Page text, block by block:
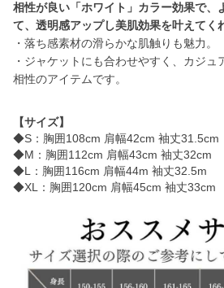
相性が良い「ホワイト」カラー効果で、
て、透明感アップし美肌効果を叶えてく
・落ち感素材の滑らかな肌触りも魅力。
・ジャケットにも合わせやすく、カジ
相性のアイテムです。
【サイズ】
◆S：胸囲108cm 肩幅42cm 袖丈31.5cm
◆M：胸囲112cm 肩幅43cm 袖丈32cm
◆L：胸囲116cm 肩幅44m 袖丈32.5m